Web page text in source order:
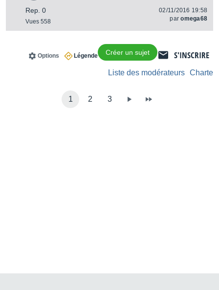
Rep. 0
Vues 558
02/11/2016 19:58
paromega68
S'INSCRIRE
Créer un sujet
Légende
Options
Charte
Liste des modérateurs
1 2 3